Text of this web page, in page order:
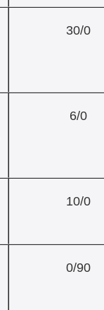
30/0
6/0
10/0
0/90